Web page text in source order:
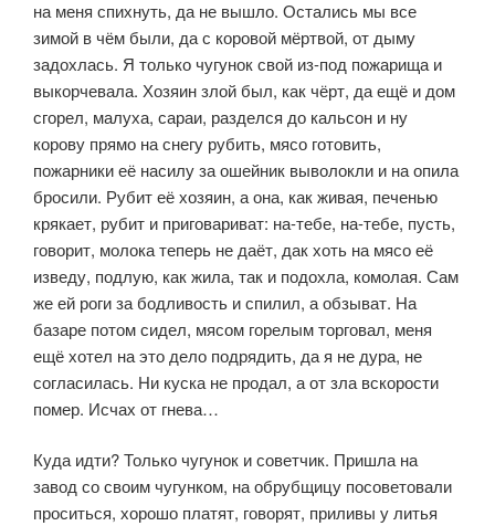
на меня спихнуть, да не вышло. Остались мы все
зимой в чём были, да с коровой мёртвой, от дыму
задохлась. Я только чугунок свой из-под пожарища и
выкорчевала. Хозяин злой был, как чёрт, да ещё и дом
сгорел, малуха, сараи, разделся до кальсон и ну
корову прямо на снегу рубить, мясо готовить,
пожарники её насилу за ошейник выволокли и на опила
бросили. Рубит её хозяин, а она, как жи­вая, печенью
крякает, рубит и приговариват: на-тебе, на-тебе, пусть,
гово­рит, молока теперь не даёт, дак хоть на мясо её
изведу, подлую, как жила, так и подохла, комолая. Сам
же ей роги за бодливость и спилил, а обзыват. На
базаре потом сидел, мясом горелым торговал, меня
ещё хотел на это дело подрядить, да я не дура, не
согласилась. Ни куска не продал, а от зла вско­рости
помер. Исчах от гнева…
Куда идти? Только чугунок и советчик. Пришла на
завод со своим чу­гунком, на обрубщицу посоветовали
проситься, хорошо платят, говорят, приливы у литья